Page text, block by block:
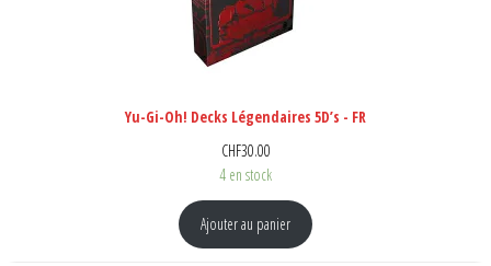
Yu-Gi-Oh! Decks Légendaires 5D’s - FR
CHF30.00
4 en stock
Ajouter au panier